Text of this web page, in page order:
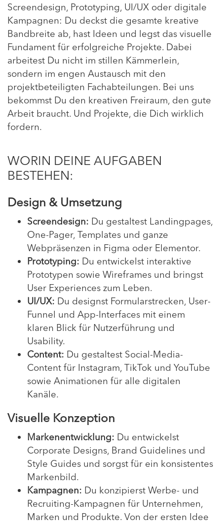
Screendesign, Prototyping, UI/UX oder digitale
Kampagnen: Du deckst die gesamte kreative
Bandbreite ab, hast Ideen und legst das visuelle
Fundament für erfolgreiche Projekte. Dabei
arbeitest Du nicht im stillen Kämmerlein,
sondern im engen Austausch mit den
projektbeteiligten Fachabteilungen. Bei uns
bekommst Du den kreativen Freiraum, den gute
Arbeit braucht. Und Projekte, die Dich wirklich
fordern.
WORIN DEINE AUFGABEN
BESTEHEN:
Design & Umsetzung
Screendesign: Du gestaltest Landingpages,
One-Pager, Templates und ganze
Webpräsenzen in Figma oder Elementor.
Prototyping: Du entwickelst interaktive
Prototypen sowie Wireframes und bringst
User Experiences zum Leben.
UI/UX: Du designst Formularstrecken, User-
Funnel und App-Interfaces mit einem
klaren Blick für Nutzerführung und
Usability.
Content: Du gestaltest Social-Media-
Content für Instagram, TikTok und YouTube
sowie Animationen für alle digitalen
Kanäle.
Visuelle Konzeption
Markenentwicklung: Du entwickelst
Corporate Designs, Brand Guidelines und
Style Guides und sorgst für ein konsistentes
Markenbild.
Kampagnen: Du konzipierst Werbe- und
Recruiting-Kampagnen für Unternehmen,
Marken und Produkte. Von der ersten Idee